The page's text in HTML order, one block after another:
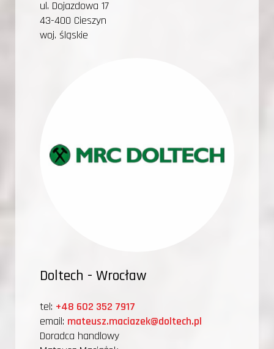
ul. Dojazdowa 17
43-400 Cieszyn
woj. śląskie
Doltech - Wrocław
tel: +48 602 352 7917
email: mateusz.maciazek@doltech.pl
Doradca handlowy